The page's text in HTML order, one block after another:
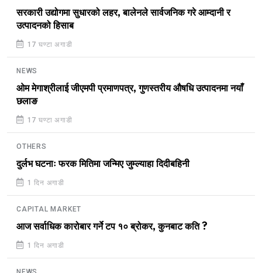
सरकारी उद्योगमा सुधारको लहर, बालेनले सार्वजनिक गरे आम्दानी र
उत्पादनको हिसाब
17 घण्टा अगाडी
NEWS
ओम मेगाश्रीलाई जीएमपी प्रमाणपत्र, गुणस्तरीय औषधि उत्पादनमा नयाँ
छलाङ
17 घण्टा अगाडी
OTHERS
दुर्लभ घटनाः फरक मितिमा जन्मिए जुम्ल्याहा दिदीबहिनी
1 दिन अगाडी
CAPITAL MARKET
आज सर्वाधिक कारोबार गर्ने टप १० ब्रोकर, कुनबाट कति ?
1 दिन अगाडी